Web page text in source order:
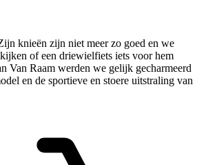
knieën zijn niet meer zo goed en we
of een driewielfiets iets voor hem
Van Raam werden we gelijk gecharmeerd
en de sportieve en stoere uitstraling van